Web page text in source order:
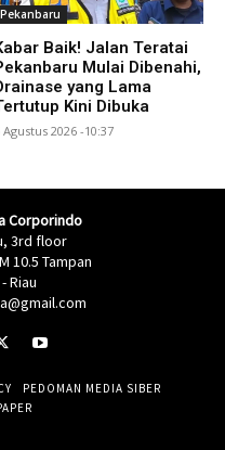
Pekanbaru
Baik! Jalan Teratai
Mulai Dibenahi,
yang Lama
Kini Dibuka
Agustus 2026 -10:37
Corporindo
3rd floor
10.5 Tampan
Riau
PEDOMAN MEDIA SIBER